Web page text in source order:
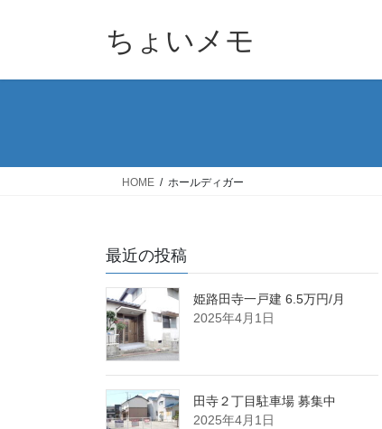
ちょいメモ
HOME ホールディガー
最近の投稿
姫路田寺一戸建 6.5万円/月
2025年4月1日
田寺２丁目駐車場 募集中
2025年4月1日